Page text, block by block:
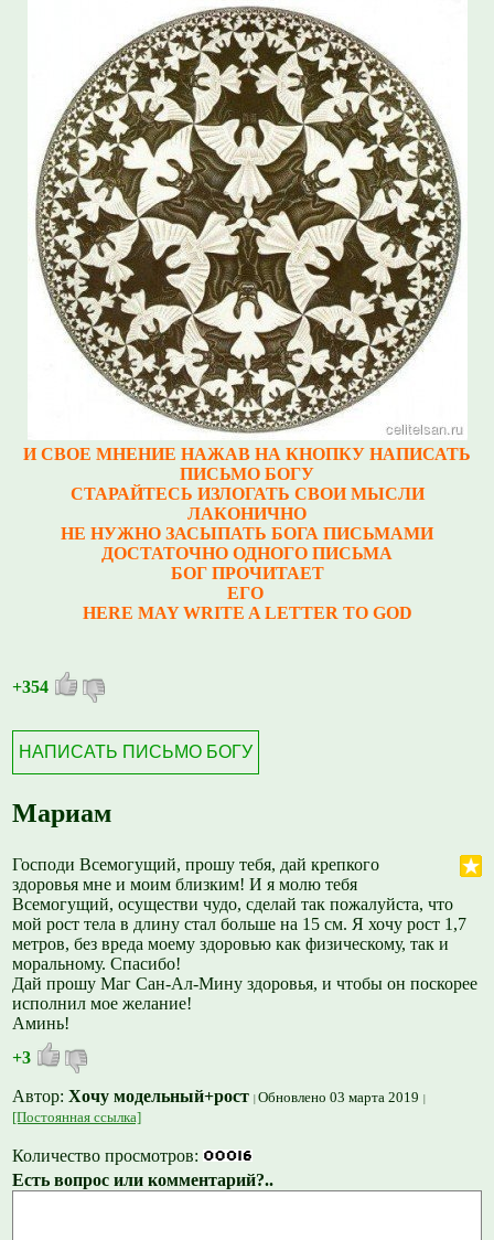
И СВОЕ МНЕНИЕ НАЖАВ НА КНОПКУ НАПИСАТЬ
ПИСЬМО БОГУ
СТАРАЙТЕСЬ ИЗЛОГАТЬ СВОИ МЫСЛИ
ЛАКОНИЧНО
НЕ НУЖНО ЗАСЫПАТЬ БОГА ПИСЬМАМИ
ДОСТАТОЧНО ОДНОГО ПИСЬМА
БОГ ПРОЧИТАЕТ
ЕГО
HERE MAY WRITE A LETTER TO GOD
+354
НАПИСАТЬ ПИСЬМО БОГУ
Мариам
Господи Всемогущий, прошу тебя, дай крепкого
здоровья мне и моим близким! И я молю тебя
Всемогущий, осуществи чудо, сделай так пожалуйста, что
мой рост тела в длину стал больше на 15 см. Я хочу рост 1,7
метров, без вреда моему здоровью как физическому, так и
моральному. Спасибо!
Дай прошу Маг Сан-Ал-Мину здоровья, и чтобы он поскорее
исполнил мое желание!
Аминь!
+3
Автор:Хочу модельный+рост Обновлено 03 марта 2019
[Постоянная ссылка]
Количество просмотров:
Есть вопрос или комментарий?..